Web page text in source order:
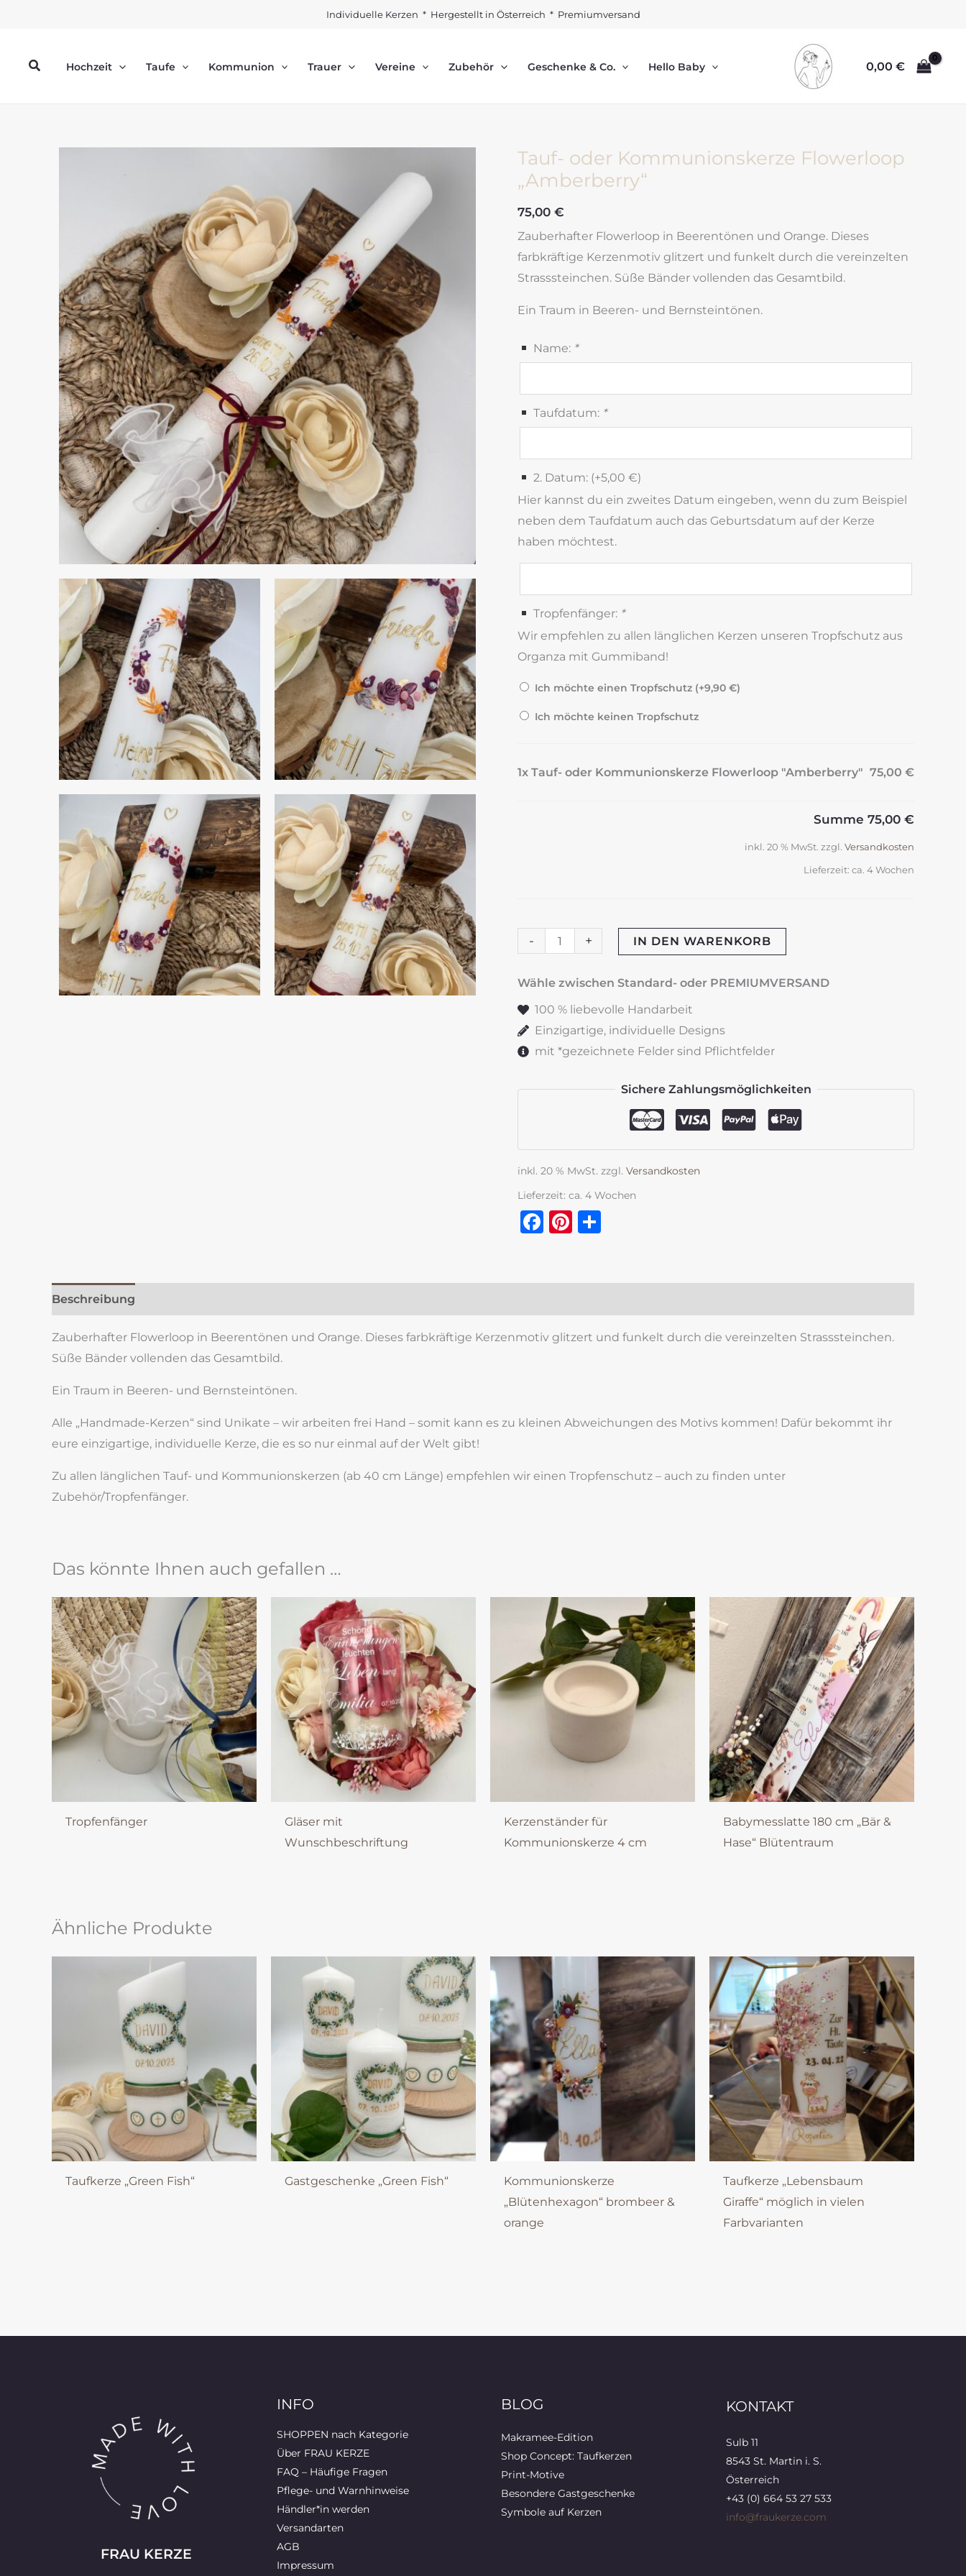
Individuelle Kerzen * Hergestellt in Österreich * Premiumversand
SuchenHochzeit Taufe Kommunion Trauer Vereine Zubehör Geschenke & Co. Hello Baby 0,00 €
Tauf- oder Kommunionskerze Flowerloop
„Amberberry“
75,00 €
Zauberhafter Flowerloop in Beerentönen und Orange. Dieses
farbkräftige Kerzenmotiv glitzert und funkelt durch die vereinzelten
Strasssteinchen. Süße Bänder vollenden das Gesamtbild.
Ein Traum in Beeren- und Bernsteintönen.
Name: *
Taufdatum: *
2. Datum: (+5,00€)
Hier kannst du ein zweites Datum eingeben, wenn du zum Beispiel
neben dem Taufdatum auch das Geburtsdatum auf der Kerze
haben möchtest.
Tropfenfänger: *
Wir empfehlen zu allen länglichen Kerzen unseren Tropfschutz aus
Organza mit Gummiband!
Ich möchte einen Tropfschutz (+9,90 €)
Ich möchte keinen Tropfschutz
1x Tauf- oder Kommunionskerze Flowerloop "Amberberry" 75,00 €
Summe 75,00 €
inkl. 20 % MwSt. zzgl. Versandkosten
Lieferzeit: ca. 4 Wochen
-
Tauf-
Kommunionskerze
+ IN DEN WARENKORB
Wähle zwischen Standard- oder PREMIUMVERSAND
100 % liebevolle Handarbeit
Einzigartige, individuelle Designs
mit *gezeichnete Felder sind Pflichtfelder
Sichere Zahlungsmöglichkeiten
inkl. 20 % MwSt. zzgl. Versandkosten
Lieferzeit: ca. 4 Wochen
Facebook
Pinterest
Beschreibung
Zauberhafter Flowerloop in Beerentönen und Orange. Dieses farbkräftige Kerzenmotiv glitzert und funkelt durch die vereinzelten Strasssteinchen.
Süße Bänder vollenden das Gesamtbild.
Ein Traum in Beeren- und Bernsteintönen.
Alle „Handmade-Kerzen“ sind Unikate – wir arbeiten frei Hand – somit kann es zu kleinen Abweichungen des Motivs kommen! Dafür bekommt ihr
eure einzigartige, individuelle Kerze, die es so nur einmal auf der Welt gibt!
Zu allen länglichen Tauf- und Kommunionskerzen (ab 40 cm Länge) empfehlen wir einen Tropfenschutz – auch zu finden unter
Zubehör/Tropfenfänger.
Das könnte Ihnen auch gefallen …
Tropfenfänger
Gläser mit
Wunschbeschriftung
Kerzenständer für
Kommunionskerze 4 cm
Babymesslatte 180 cm „Bär &
Hase“ Blütentraum
Ähnliche Produkte
Taufkerze „Green Fish“ Gastgeschenke „Green Fish“
Kommunionskerze
„Blütenhexagon“ brombeer &
orange
Taufkerze „Lebensbaum
Giraffe“ möglich in vielen
Farbvarianten
FRAU KERZE
INFO
SHOPPEN nach Kategorie
Über FRAU KERZE
FAQ – Häufige Fragen
Pflege- und Warnhinweise
Händler*in werden
Versandarten
AGB
Impressum
BLOG
Makramee-Edition
Shop Concept: Taufkerzen
Print-Motive
Besondere Gastgeschenke
Symbole auf Kerzen
KONTAKT
Sulb 11
8543 St. Martin i. S.
Österreich
+43 (0) 664 53 27 533
info@fraukerze.com